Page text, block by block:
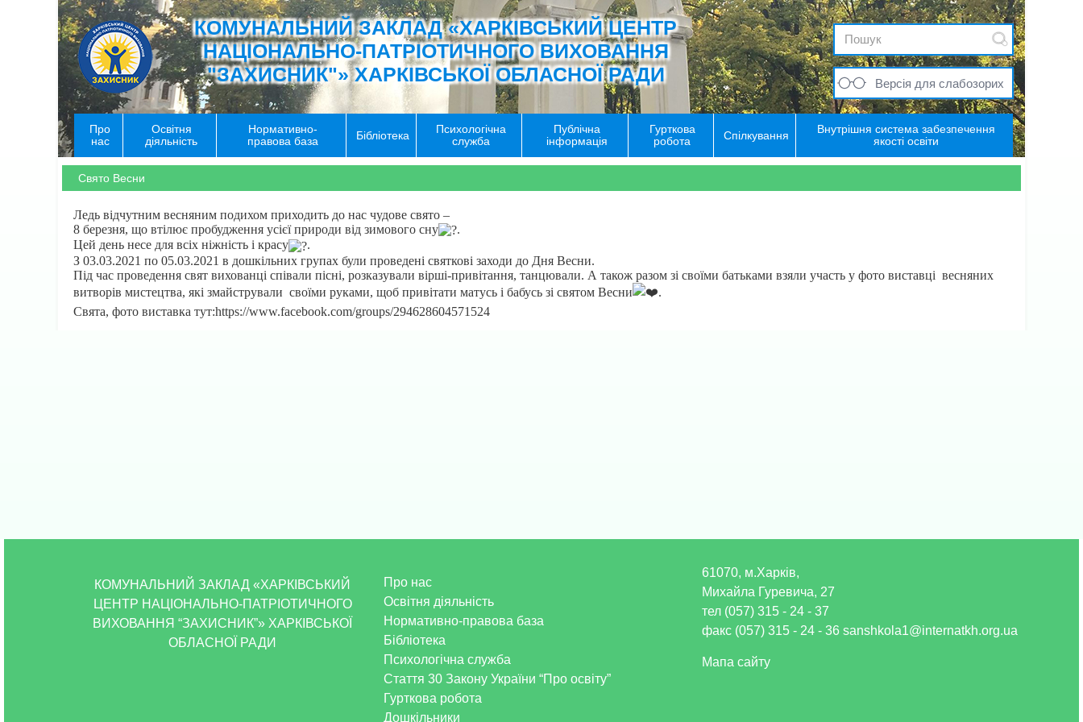
КОМУНАЛЬНИЙ ЗАКЛАД «ХАРКІВСЬКИЙ ЦЕНТР
НАЦІОНАЛЬНО-ПАТРІОТИЧНОГО ВИХОВАННЯ
"ЗАХИСНИК"» ХАРКІВСЬКОЇ ОБЛАСНОЇ РАДИ
Версія для слабозорих
Про
нас
Освітня
діяльність
Нормативно-
правова база
Бібліотека
Психологічна
служба
Публічна
інформація
Гурткова
робота
Спілкування
Внутрішня система забезпечення
якості освіти
Свято Весни
Ледь відчутним весняним подихом приходить до нас чудове свято –
8 березня, що втілює пробудження усієї природи від зимового сну
.
Цей день несе для всіх ніжність і красу
.
З 03.03.2021 по 05.03.2021 в дошкільних групах були проведені святкові заходи до Дня Весни.
Під час проведення свят вихованці співали пісні, розказували вірші-привітання, танцювали. А також разом зі своїми батьками взяли участь у фото виставці весняних
витворів мистецтва, які змайстрували своїми руками, щоб привітати матусь і бабусь зі святом Весни
.
Свята, фото виставка тут:https://www.facebook.com/groups/294628604571524
КОМУНАЛЬНИЙ ЗАКЛАД «ХАРКІВСЬКИЙ
ЦЕНТР НАЦІОНАЛЬНО-ПАТРІОТИЧНОГО
ВИХОВАННЯ “ЗАХИСНИК”» ХАРКІВСЬКОЇ
ОБЛАСНОЇ РАДИ
Про нас
Освітня діяльність
Нормативно-правова база
Бібліотека
Психологічна служба
Стаття 30 Закону України “Про освіту”
Гурткова робота
Дошкільники
61070, м.Харків,
Михайла Гуревича, 27
тел (057) 315 - 24 - 37
факс (057) 315 - 24 - 36 sanshkola1@internatkh.org.ua
Мапа сайту